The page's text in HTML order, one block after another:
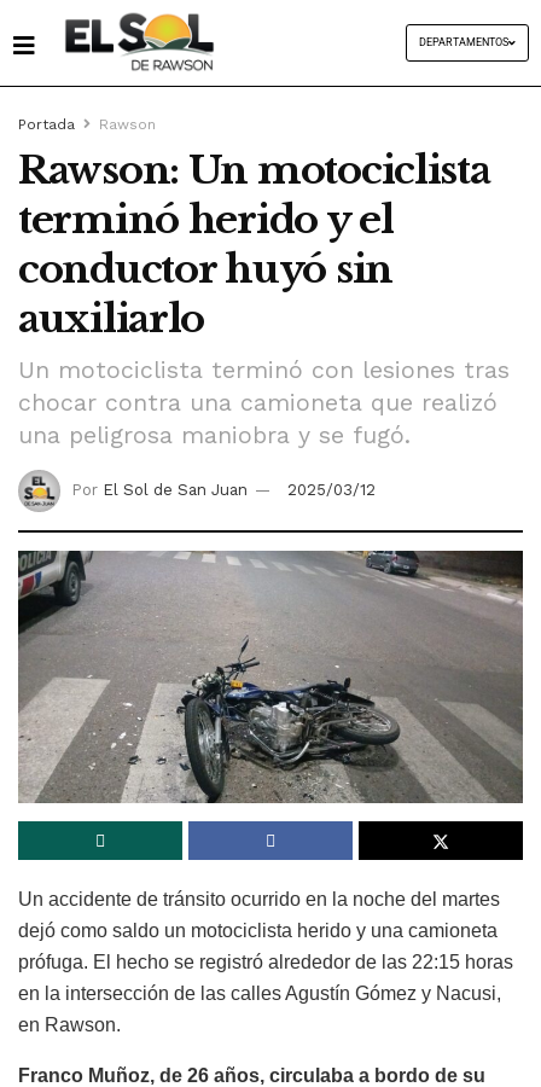
DEPARTAMENTOS
Portada Rawson
Rawson: Un motociclista
terminó herido y el
conductor huyó sin
auxiliarlo
Un motociclista terminó con lesiones tras
chocar contra una camioneta que realizó
una peligrosa maniobra y se fugó.
Por El Sol de San Juan 2025/03/12
Un accidente de tránsito ocurrido en la noche del martes
dejó como saldo un motociclista herido y una camioneta
prófuga. El hecho se registró alrededor de las 22:15 horas
en la intersección de las calles Agustín Gómez y Nacusi,
en Rawson.
Franco Muñoz, de 26 años, circulaba a bordo de su